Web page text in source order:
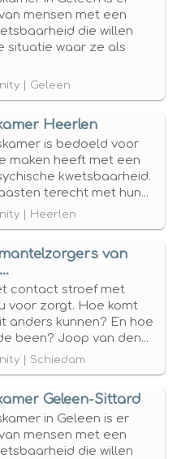
mensen met een
die willen
situatie waar ze als
| Geleen
Heerlen
is bedoeld voor
maken heeft met een
kwetsbaarheid.
terecht met hun...
| Heerlen
van
contact stroef met
voor zorgt. Hoe komt
anders kunnen? En hoe
been? Joop van den...
| Schiedam
Geleen-Sittard
in Geleen is er
mensen met een
die willen